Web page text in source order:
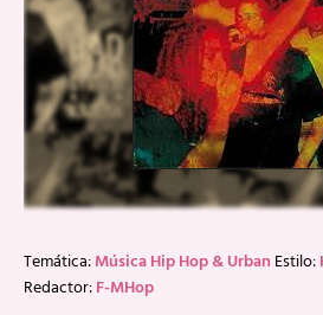
Temática:Música Hip Hop & Urban Estilo:
Redactor:F-MHop